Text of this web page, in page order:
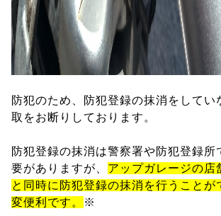
防犯のため、防犯登録の抹消をしてい
取をお断りしております。
防犯登録の抹消は警察署や防犯登録所
要がありますが、 アップガレージの店
と同時に防犯登録の抹消を行うことが
変便利です。
※